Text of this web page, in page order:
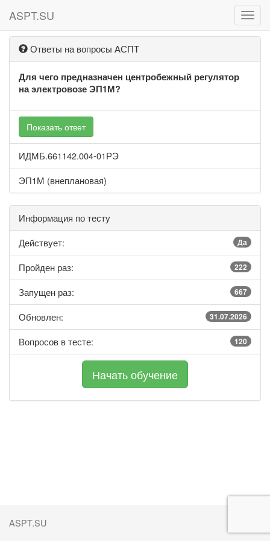
ASPT.SU
Ответы на вопросы АСПТ
Для чего предназначен центробежный регулятор
на электровозе ЭП1М?
Показать ответ
ИДМБ.661142.004-01РЭ
ЭП1М (внеплановая)
Информация по тесту
Действует:
Да
Пройден раз: 222
Запущен раз: 667
Обновлен: 31.07.2026
Вопросов в тесте: 120
ASPT.SU